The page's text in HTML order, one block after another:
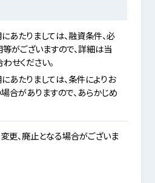
あたりましては、融資条件、必
がございますので、詳細は当
せください。
あたりましては、条件によりお
合がありますので、あらかじめ
更、廃止となる場合がございま